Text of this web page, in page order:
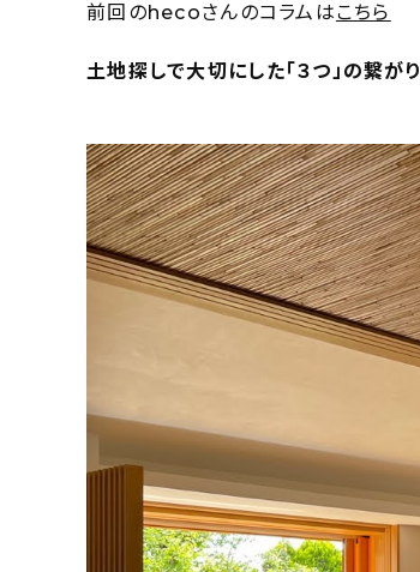
前回のhecoさんのコラムはこちら
土地探しで大切にした「３つ」の繋がり